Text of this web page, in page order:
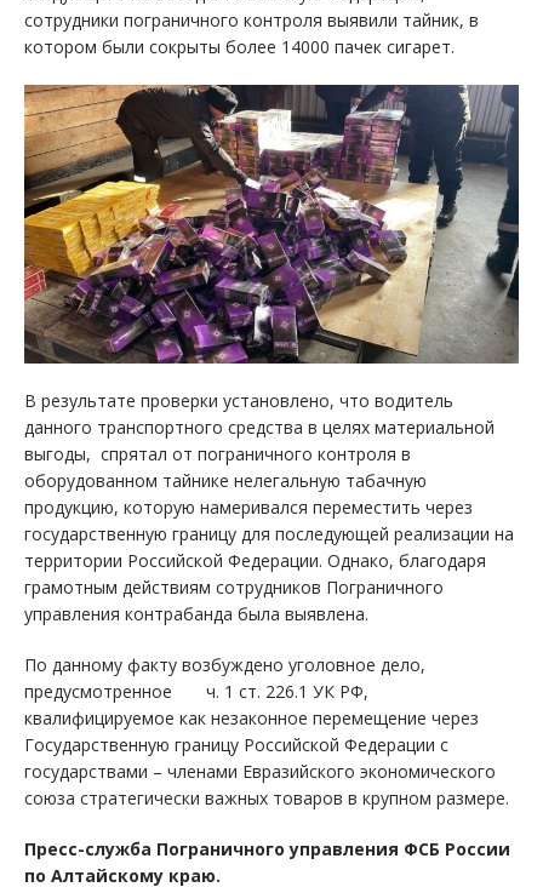
сотрудники пограничного контроля выявили тайник, в
котором были сокрыты более 14000 пачек сигарет.
В результате проверки установлено, что водитель
данного транспортного средства в целях материальной
выгоды, спрятал от пограничного контроля в
оборудованном тайнике нелегальную табачную
продукцию, которую намеривался переместить через
государственную границу для последующей реализации на
территории Российской Федерации. Однако, благодаря
грамотным действиям сотрудников Пограничного
управления контрабанда была выявлена.
По данному факту возбуждено уголовное дело,
предусмотренное ч. 1 ст. 226.1 УК РФ,
квалифицируемое как незаконное перемещение через
Государственную границу Российской Федерации с
государствами – членами Евразийского экономического
союза стратегически важных товаров в крупном размере.
Пресс-служба Пограничного управления ФСБ России
по Алтайскому краю.